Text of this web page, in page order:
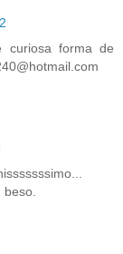
curiosa forma de